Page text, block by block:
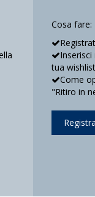
Cosa fare:
tua wishlist
Come
"Ritiro in